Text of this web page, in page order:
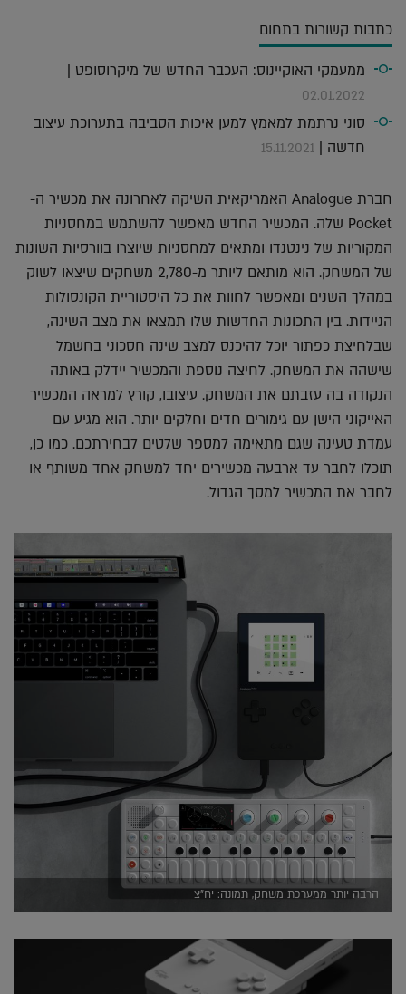
כתבות קשורות בתחום
ממעמקי האוקיינוס: העכבר החדש של מיקרוסופט |
02.01.2022
סוני נרתמת למאמץ למען איכות הסביבה בתערוכת עיצוב
חדשה | 15.11.2021
חברת Analogue האמריקאית השיקה לאחרונה את מכשיר ה-
Pocket שלה. המכשיר החדש מאפשר להשתמש במחסניות
המקוריות של נינטנדו ומתאים למחסניות שיוצרו בוורסיות השונות
של המשחק. הוא מותאם ליותר מ-2,780 משחקים שיצאו לשוק
במהלך השנים ומאפשר לחוות את כל היסטוריית הקונסולות
הניידות. בין התכונות החדשות שלו תמצאו את מצב השינה,
שבלחיצת כפתור יוכל להיכנס למצב שינה חסכוני בחשמל
שישהה את המשחק. לחיצה נוספת והמכשיר יידלק באותה
הנקודה בה עזבתם את המשחק. עיצובו, קורץ למראה המכשיר
האייקוני הישן עם גימורים חדים וחלקים יותר. הוא מגיע עם
עמדת טעינה שגם מתאימה למספר שלטים לבחירתכם. כמו כן,
תוכלו לחבר עד ארבעה מכשירים יחד למשחק אחד משותף או
לחבר את המכשיר למסך הגדול.
הרבה יותר ממערכת משחק, תמונה: יח"צ